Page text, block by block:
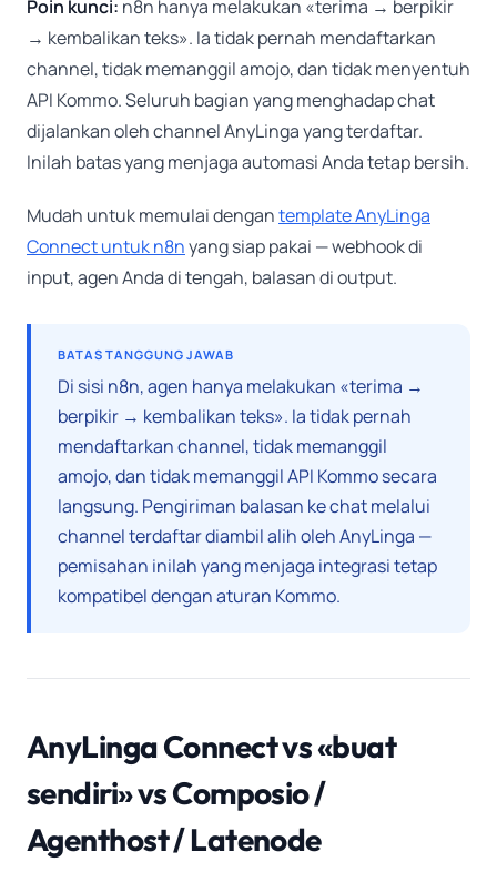
Poin kunci: n8n hanya melakukan «terima → berpikir
→ kembalikan teks». Ia tidak pernah mendaftarkan
channel, tidak memanggil amojo, dan tidak menyentuh
API Kommo. Seluruh bagian yang menghadap chat
dijalankan oleh channel AnyLinga yang terdaftar.
Inilah batas yang menjaga automasi Anda tetap bersih.
Mudah untuk memulai dengantemplate AnyLinga
Connect untuk n8nyang siap pakai — webhook di
input, agen Anda di tengah, balasan di output.
BATAS TANGGUNG JAWAB
Di sisi n8n, agen hanya melakukan «terima →
berpikir → kembalikan teks». Ia tidak pernah
mendaftarkan channel, tidak memanggil
amojo, dan tidak memanggil API Kommo secara
langsung. Pengiriman balasan ke chat melalui
channel terdaftar diambil alih oleh AnyLinga —
pemisahan inilah yang menjaga integrasi tetap
kompatibel dengan aturan Kommo.
AnyLinga Connect vs «buat
sendiri» vs Composio /
Agenthost / Latenode